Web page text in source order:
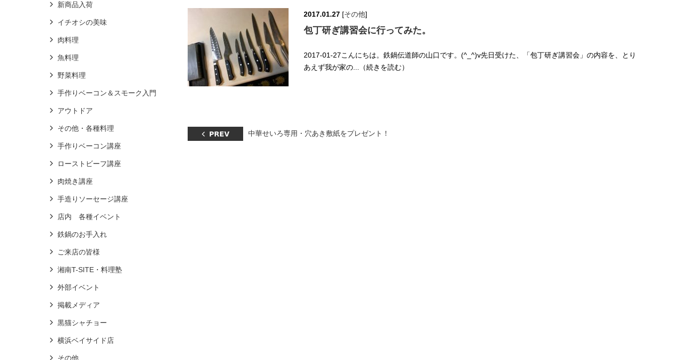
2017.01.27 [その他]
包丁研ぎ講習会に行ってみた。
2017-01-27こんにちは。鉄鍋伝道師の山口です。(^_^)v先日受けた、「包丁研ぎ講習会」の内容を、とり
あえず我が家の...（続きを読む）
中華せいろ専用・穴あき敷紙をプレゼント！
新商品入荷
イチオシの美味
肉料理
魚料理
野菜料理
手作りベーコン＆スモーク入門
アウトドア
その他・各種料理
手作りベーコン講座
ローストビーフ講座
肉焼き講座
手造りソーセージ講座
店内 各種イベント
鉄鍋のお手入れ
ご来店の皆様
湘南T-SITE・料理塾
外部イベント
掲載メディア
黒猫シャチョー
横浜ベイサイド店
その他